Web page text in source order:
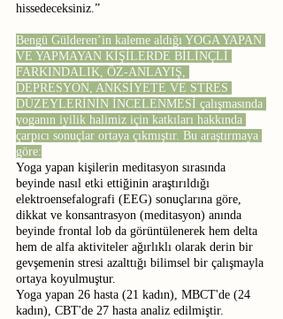
hissedeceksiniz.”
Bengü Gülderen’in kaleme aldığı YOGA YAPAN
VE YAPMAYAN KİŞİLERDE BİLİNÇLİ
FARKINDALIK, ÖZ-ANLAYIŞ,
DEPRESYON, ANKSİYETE VE STRES
DÜZEYLERİNİN İNCELENMESİ çalışmasında
yoganın iyilik halimiz için katkıları hakkında
çarpıcı sonuçlar ortaya çıkmıştır. Bu araştırmaya
göre:
Yoga yapan kişilerin meditasyon sırasında
beyinde nasıl etki ettiğinin araştırıldığı
elektroensefalografi (EEG) sonuçlarına göre,
dikkat ve konsantrasyon (meditasyon) anında
beyinde frontal lob da görüntülenerek hem delta
hem de alfa aktiviteler ağırlıklı olarak derin bir
gevşemenin stresi azalttığı bilimsel bir çalışmayla
ortaya koyulmuştur.
Yoga yapan 26 hasta (21 kadın), MBCT'de (24
kadın), CBT'de 27 hasta analiz edilmiştir.